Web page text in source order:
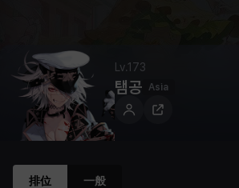
Lv.173
탬공 Asia
排位 一般